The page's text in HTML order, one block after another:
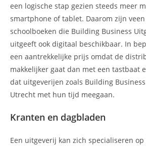
een logische stap gezien steeds meer
smartphone of tablet. Daarom zijn
schoolboeken die Building Business
uitgeeft ook digitaal beschikbaar. In
een aantrekkelijke prijs omdat de
makkelijker gaat dan met een tastbaat
dat uitgeverijen zoals Building
Utrecht met hun tijd meegaan.
Kranten en dagbladen
Een uitgeverij kan zich specialiseren